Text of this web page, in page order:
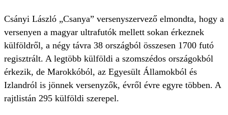
Csányi László „Csanya” versenyszervező elmondta, hogy a
versenyen a magyar ultrafutók mellett sokan érkeznek
külföldről, a négy távra 38 országból összesen 1700 futó
regisztrált. A legtöbb külföldi a szomszédos országokból
érkezik, de Marokkóból, az Egyesült Államokból és
Izlandról is jönnek versenyzők, évről évre egyre többen. A
rajtlistán 295 külföldi szerepel.